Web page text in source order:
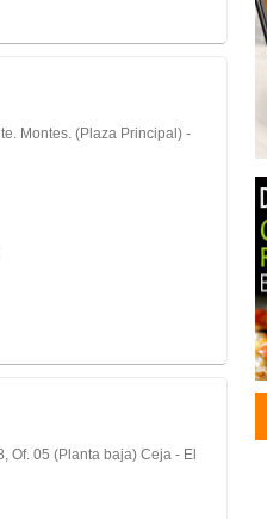
Montes. (Plaza Principal) -
Of. 05 (Planta baja) Ceja - El